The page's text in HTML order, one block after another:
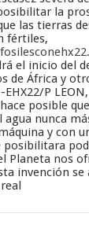
la
las tierras
fértiles,
el inicio del
de África y
EHX22/P
posible
agua nunca
y con
posibilitara
Planeta nos
invención